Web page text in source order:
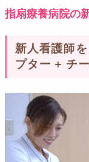
指扇療養病院の
新人看護師
プター + チ